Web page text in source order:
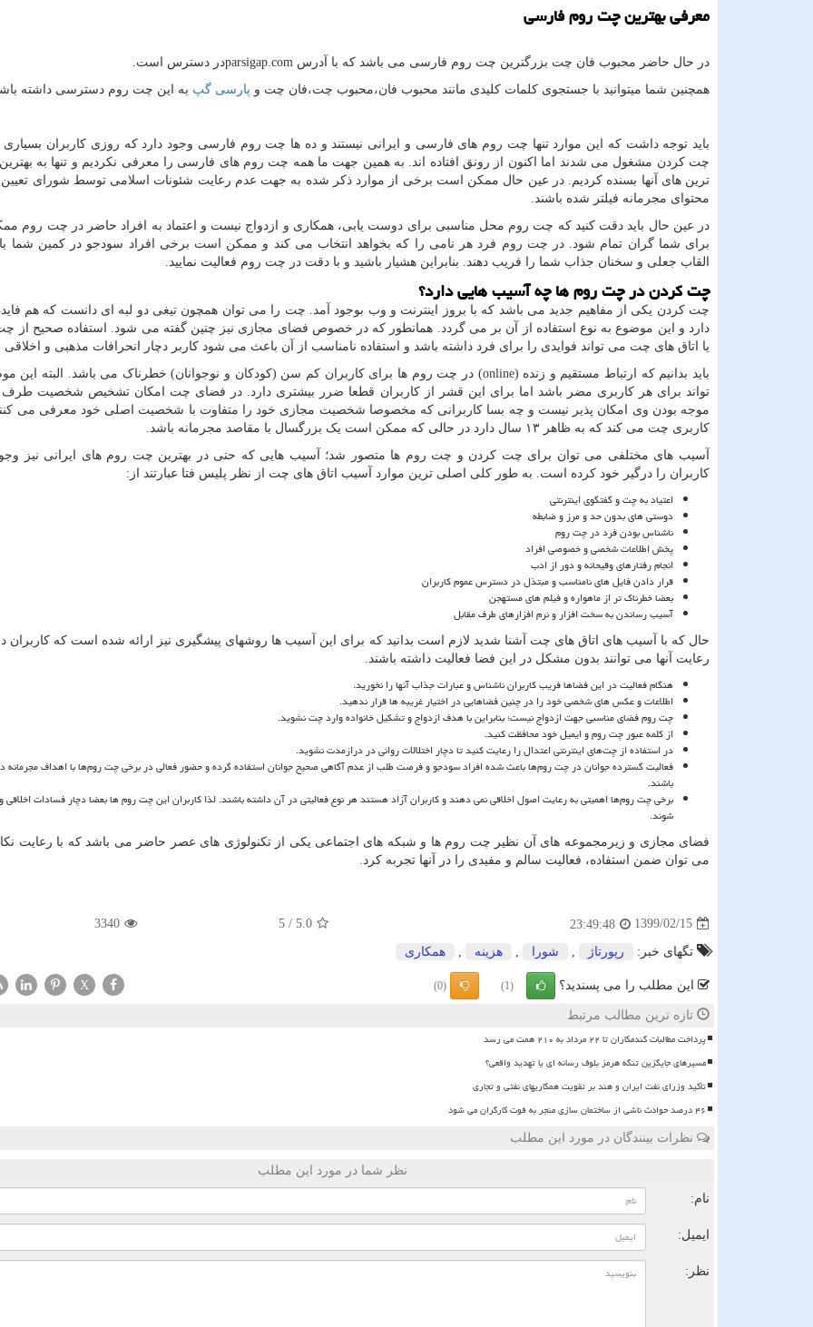
معرفی بهترین چت روم فارسی
در حال حاضر محبوب فان چت بزرگترین چت روم فارسی می باشد که با آدرس در دسترس است.
همچنین شما میتوانید با جستجوی کلمات کلیدی مانند محبوب فان،محبوب چت،فان چت و پارسی گپ به این چت روم دسترسی داشته
باید توجه داشت که این موارد تنها چت روم های فارسی و ایرانی نیستند و ده ها چت روم فارسی وجود دارد که روزی کاربران بسیاری
چت کردن مشغول می شدند اما اکنون از رونق افتاده اند. به همین جهت ما همه چت روم های فارسی را معرفی نکردیم و تنها به
ترین های آنها بسنده کردیم. در عین حال ممکن است برخی از موارد ذکر شده به جهت عدم رعایت شئونات اسلامی توسط شورای
محتوای مجرمانه فیلتر شده باشند.
در عین حال باید دقت کنید که چت روم محل مناسبی برای دوست یابی، همکاری و ازدواج نیست و اعتماد به افراد حاضر در چت روم
برای شما گران تمام شود. در چت روم فرد هر نامی را که بخواهد انتخاب می کند و ممکن است برخی افراد سودجو در کمین شما
القاب جعلی و سخنان جذاب شما را فریب دهند. بنابراین هشیار باشید و با دقت در چت روم فعالیت نمایید.
چت کردن در چت روم ها چه آسیب هایی دارد؟
چت کردن یکی از مفاهیم جدید می باشد که با بروز اینترنت و وب بوجود آمد. چت را می توان همچون تیغی دو لبه ای دانست که هم
دارد و این موضوع به نوع استفاده از آن بر می گردد. همانطور که در خصوص فضای مجازی نیز چنین گفته می شود. استفاده صحیح از
یا اتاق های چت می تواند فوایدی را برای فرد داشته باشد و استفاده نامناسب از آن باعث می شود کاربر دچار انحرافات مذهبی و
باید بدانیم که ارتباط مستقیم و زنده (online)
در چت روم ها برای کاربران کم سن (کودکان و نوجوانان) خطرناک می باشد. البته این
تواند برای هر کاربری مضر باشد اما برای این قشر از کاربران قطعا ضرر بیشتری دارد. در فضای چت امکان تشخیص شخصیت طرف
موجه بودن وی امکان پذیر نیست و چه بسا کاربرانی که مخصوصا شخصیت مجازی خود را متفاوت با شخصیت اصلی خود معرفی می
کاربری چت می کند که به ظاهر ۱۳ سال دارد در حالی که ممکن است یک بزرگسال با مقاصد مجرمانه باشد
.
آسیب های مختلفی می توان برای چت کردن و چت روم ها متصور شد؛ آسیب هایی که حتی در بهترین چت روم های ایرانی نیز
کاربران را درگیر خود کرده است. به طور کلی اصلی ترین موارد آسیب اتاق های چت از نظر پلیس فتا عبارتند از :
اعتیاد به چت و گفتگوی اینترنتی
دوستی های بدون حد و مرز و ضابطه
ناشناس بودن فرد در چت روم
پخش اطلاعات شخصی و خصوصی افراد
انجام رفتارهای وقیحانه و دور از ادب
قرار دادن فایل های نامناسب و مبتذل در دسترس عموم کاربران
بعضا خطرناک تر از ماهواره و فیلم های مستهجن
آسیب رساندن به سخت افزار و نرم افزارهای طرف مقابل
حال که با آسیب های اتاق های چت آشنا شدید لازم است بدانید که برای این آسیب ها روشهای پیشگیری نیز ارائه شده است که
رعایت آنها می توانند بدون مشکل در این فضا فعالیت داشته باشند.
هنگام فعالیت در این فضاها فریب کاربران ناشناس و عبارات جذاب آنها را نخورید.
اطلاعات و عکس های شخصی خود را در چنین فضاهایی در اختیار غریبه ها قرار ندهید.
چت روم فضای مناسبی جهت ازدواج نیست؛ بنابراین با هدف ازدواج و تشکیل خانواده وارد چت نشوید.
از کلمه عبور چت روم و ایمیل خود محافظت کنید.
در استفاده از چت‌های اینترنتی اعتدال را رعایت کنید تا دچار اختلالات روانی در درازمدت نشوید.
فعالیت گسترده جوانان در چت روم‌ها باعث شده افراد سودجو و فرصت طلب از عدم آگاهی صحیح جوانان استفاده گرده و حضور فعالی در برخی چت روم‌ها با اهداف مجرمانه
باشند.
برخی چت روم‌ها اهمیتی به رعایت اصول اخلاقی نمی دهند و کاربران آزاد هستند هر نوع فعالیتی در آن داشته باشند. لذا کاربران این چت روم ها بعضا دچار فسادات
شوند.
فضای مجازی و زیرمجموعه های آن نظیر چت روم ها و شبکه های اجتماعی یکی از تکنولوژی های عصر حاضر می باشد که با رعایت
می توان ضمن استفاده، فعالیت سالم و مفیدی را در آنها تجربه کرد.
1399/02/15
23:49:48
5.0
/
5
3340
تگهای خبر: رپورتاژ شورا هزینه همكاری
این مطلب را می پسندید؟ (1)
(0)
X
تازه ترین مطالب مرتبط
پرداخت مطالبات گندمکاران تا ۲۲ مرداد به ۲۱۰ همت می رسد
مسیرهای جایگزین تنگه هرمز بلوف رسانه ای یا تهدید واقعی؟
تأکید وزرای نفت ایران و هند بر تقویت همکاریهای نفتی و تجاری
۴۶ درصد حوادث ناشی از ساختمان سازی منجر به فوت کارگران می شود
نظرات بینندگان در مورد این مطلب
نظر شما در مورد این مطلب
نام:
ایمیل:
نظر: